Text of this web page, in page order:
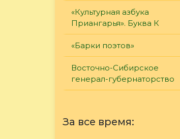
«Культурная азбука
Приангарья». Буква К
«Барки поэтов»
Восточно-Сибирское
генерал-губернаторство
За все время: